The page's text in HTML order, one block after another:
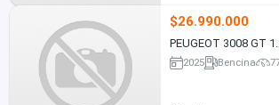
$26.990.000
PEUGEOT 3008 GT
2025 Bencina